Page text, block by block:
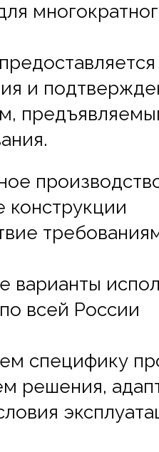
и
варианты
всей России
специфику
решения,